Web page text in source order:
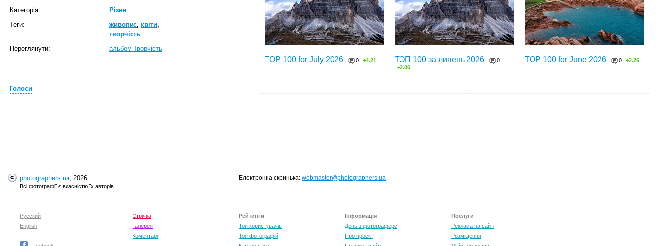
Категорія:
Різне
Теги:
живопис, квіти,
творчість
Переглянути:
альбом Творчicть
Голоси
TOP 100 for July 2026 0 +4.21 ТОП 100 за липень 2026
0
+2.06
TOP 100 for June 2026 0 +2.26
photographers.ua, 2026
Всі фотографії є власністю їх авторів.
Електронна скринька: webmaster@photographers.ua
Русский
English
Стрічка
Галерея
Коментарі
Рейтинги
Топ користувачів
Топ фотографій
Інформація
День з фотограферс
Про проект
Послуги
Реклама на сайті
Розміщення